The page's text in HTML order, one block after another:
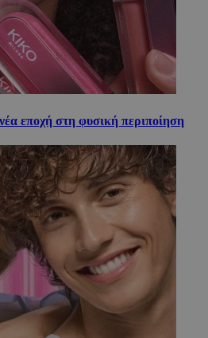
εποχή στη φυσική περιποίηση